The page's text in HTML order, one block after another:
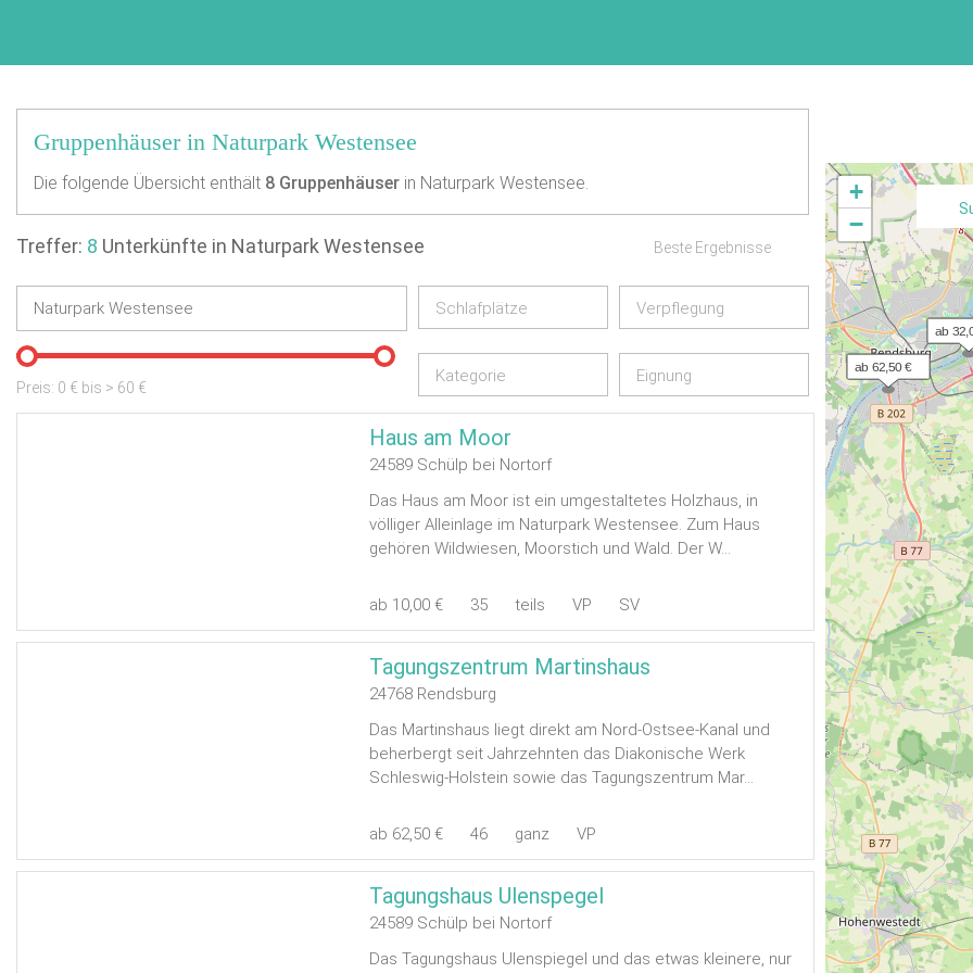
Gruppenhäuser in Naturpark Westensee
Die folgende Übersicht enthält 8 Gruppenhäuser in Naturpark Westensee.
Treffer: 8 Unterkünfte in Naturpark Westensee Beste Ergebnisse
Schlafplätze Verpflegung
Preis: 0 € bis > 60 €
Kategorie Eignung
Haus am Moor
24589 Schülp bei Nortorf
Das Haus am Moor ist ein umgestaltetes Holzhaus, in
völliger Alleinlage im Naturpark Westensee. Zum Haus
gehören Wildwiesen, Moorstich und Wald. Der W...
ab 10,00 € 35 teils VP SV
Tagungszentrum Martinshaus
24768 Rendsburg
Das Martinshaus liegt direkt am Nord-Ostsee-Kanal und
beherbergt seit Jahrzehnten das Diakonische Werk
Schleswig-Holstein sowie das Tagungszentrum Mar...
ab 62,50 € 46 ganz VP
Tagungshaus Ulenspegel
24589 Schülp bei Nortorf
Das Tagungshaus Ulenspiegel und das etwas kleinere, nur
ab 62,50 €
ab
+
−